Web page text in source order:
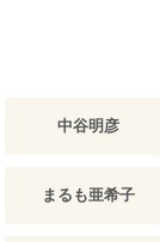
中谷明彦
まるも亜希子